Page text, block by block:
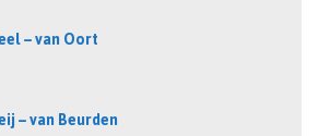
– van Oort
– van Beurden